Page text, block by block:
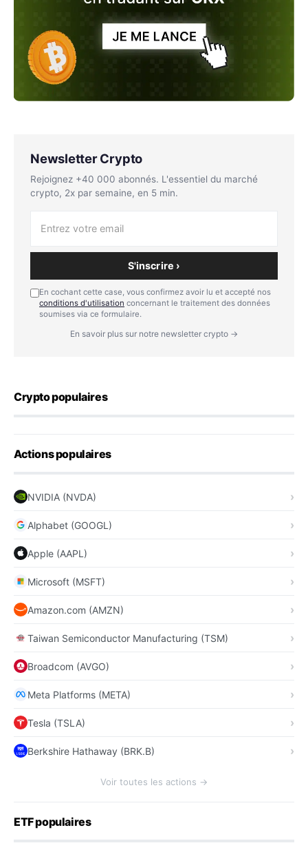
Newsletter Crypto
Rejoignez +40 000 abonnés. L'essentiel du marché
crypto, 2x par semaine, en 5 min.
S'inscrire ›
En cochant cette case, vous confirmez avoir lu et accepté nos
conditions d'utilisation concernant le traitement des données
soumises via ce formulaire.
En savoir plus sur notre newsletter crypto →
Crypto populaires
Actions populaires
NVIDIA (NVDA)
Alphabet (GOOGL)
Apple (AAPL)
Microsoft (MSFT)
Amazon.com (AMZN)
Taiwan Semiconductor Manufacturing (TSM)
Broadcom (AVGO)
Meta Platforms (META)
Tesla (TSLA)
Berkshire Hathaway (BRK.B)
Voir toutes les actions →
ETF populaires